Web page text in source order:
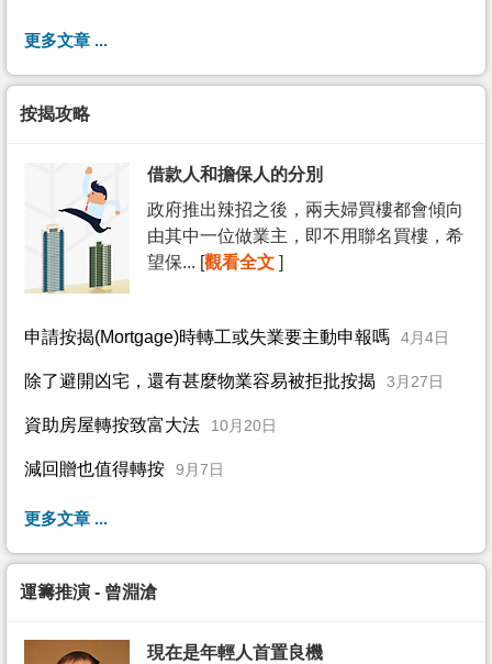
更多文章 ...
按揭攻略
借款人和擔保人的分別
政府推出辣招之後，兩夫婦買樓都會傾向
由其中一位做業主，即不用聯名買樓，希
望保... [觀看全文 ]
申請按揭(Mortgage)時轉工或失業要主動申報嗎 4月4日
除了避開凶宅，還有甚麼物業容易被拒批按揭 3月27日
資助房屋轉按致富大法 10月20日
減回贈也值得轉按 9月7日
更多文章 ...
運籌推演 - 曾淵滄
現在是年輕人首置良機